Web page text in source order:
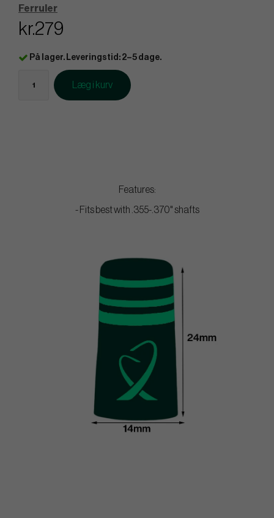
Ferruler
kr.279
På lager. Leveringstid: 2–5 dage.
Læg i kurv
Features:
- Fits best with .355-.370" shafts